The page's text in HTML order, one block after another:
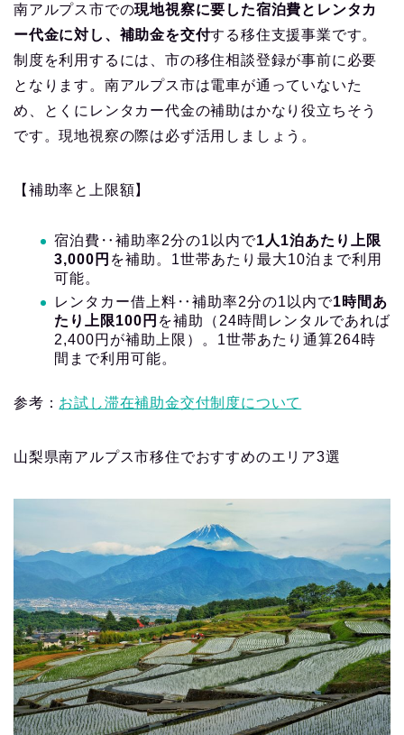
南アルプス市での現地視察に要した宿泊費とレンタカ
ー代金に対し、補助金を交付する移住支援事業です。
制度を利用するには、市の移住相談登録が事前に必要
となります。南アルプス市は電車が通っていないた
め、とくにレンタカー代金の補助はかなり役立ちそう
です。現地視察の際は必ず活用しましょう。
【補助率と上限額】
宿泊費‥補助率2分の1以内で1人1泊あたり上限
3,000円 を補助。1世帯あたり最大10泊まで利用
可能。
レンタカー借上料‥補助率2分の1以内で1時間あ
たり上限100円 を補助（24時間レンタルであれば
2,400円が補助上限）。1世帯あたり通算264時
間まで利用可能。
参考： お試し滞在補助金交付制度について
山梨県南アルプス市移住でおすすめのエリア3選